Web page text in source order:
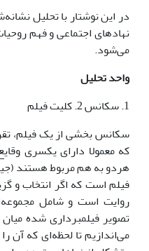
در این نوشتار با تحلیل
نهادهای اجتماعی و فهم
می‌شود.
واحد تحلیل
1. سکانس 2. کلیت فیلم
سکانس بخشی از یک فیلم،
که معمولا دارای یکسری
فیلم است که اگر انتخاب و
روایت است و شامل
تصویر فیلمبرداری شده
می‌اندازیم تا لحظه‌ای که آن